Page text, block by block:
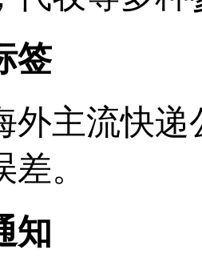
签
外主流快
差。
知